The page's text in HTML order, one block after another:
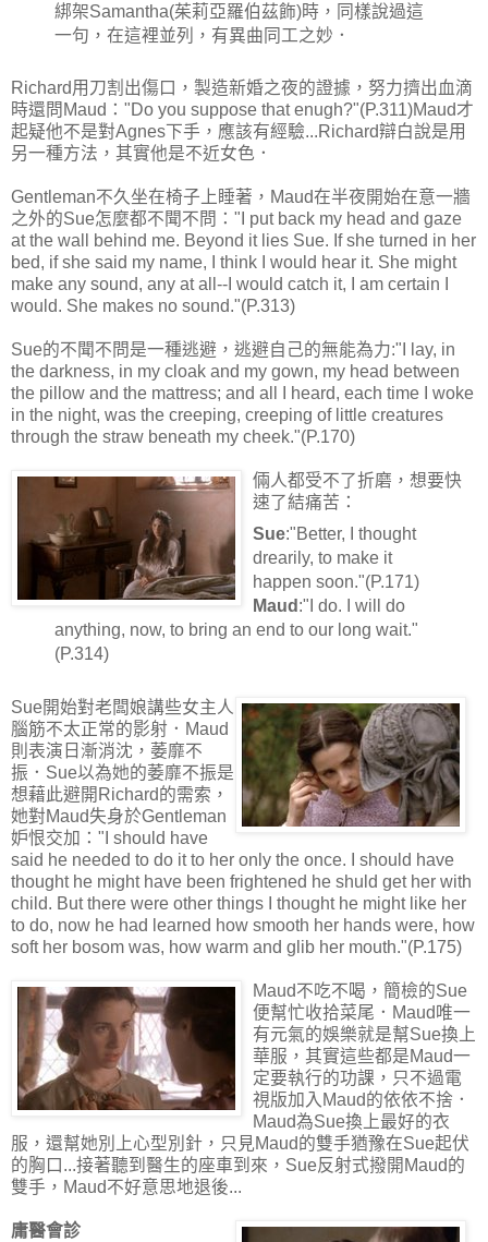
綁架Samantha(茱莉亞羅伯茲飾)時，同樣說過這
一句，在這裡並列，有異曲同工之妙．
Richard用刀割出傷口，製造新婚之夜的證據，努力擠出血滴
時還問Maud："Do you suppose that enugh?"(P.311)Maud才
起疑他不是對Agnes下手，應該有經驗...Richard辯白說是用
另一種方法，其實他是不近女色．
Gentleman不久坐在椅子上睡著，Maud在半夜開始在意一牆
之外的Sue怎麼都不聞不問："I put back my head and gaze
at the wall behind me. Beyond it lies Sue. If she turned in her
bed, if she said my name, I think I would hear it. She might
make any sound, any at all--I would catch it, I am certain I
would. She makes no sound."(P.313)
Sue的不聞不問是一種逃避，逃避自己的無能為力:"I lay, in
the darkness, in my cloak and my gown, my head between
the pillow and the mattress; and all I heard, each time I woke
in the night, was the creeping, creeping of little creatures
through the straw beneath my cheek."(P.170)
倆人都受不了折磨，想要快
速了結痛苦：
Sue:"Better, I thought
drearily, to make it
happen soon."(P.171)
Maud :"I do. I will do
anything, now, to bring an end to our long wait."
(P.314)
Sue開始對老闆娘講些女主人
腦筋不太正常的影射．Maud
則表演日漸消沈，萎靡不
振．Sue以為她的萎靡不振是
想藉此避開Richard的需索，
她對Maud失身於Gentleman
妒恨交加："I should have
said he needed to do it to her only the once. I should have
thought he might have been frightened he shuld get her with
child. But there were other things I thought he might like her
to do, now he had learned how smooth her hands were, how
soft her bosom was, how warm and glib her mouth."(P.175)
Maud不吃不喝，簡檢的Sue
便幫忙收拾菜尾．Maud唯一
有元氣的娛樂就是幫Sue換上
華服，其實這些都是Maud一
定要執行的功課，只不過電
視版加入Maud的依依不捨．
Maud為Sue換上最好的衣
服，還幫她別上心型別針，只見Maud的雙手猶豫在Sue起伏
的胸口...接著聽到醫生的座車到來，Sue反射式撥開Maud的
雙手，Maud不好意思地退後...
庸醫會診